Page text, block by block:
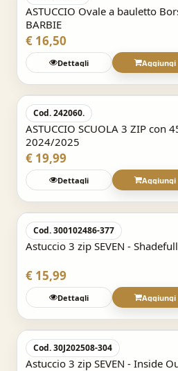
ASTUCCIO Ovale a bauletto
BARBIE
€ 16,50
Dettagli Aggiungi
Acquisto
Cod. 242060.
ASTUCCIO SCUOLA 3 ZIP con
2024/2025
€ 19,99
Dettagli Aggiungi
Acquisto
Cod. 300102486-377
Astuccio 3 zip SEVEN -
€ 15,99
Dettagli Aggiungi
Acquisto
Cod. 30J202508-304
Astuccio 3 zip SEVEN - Inside